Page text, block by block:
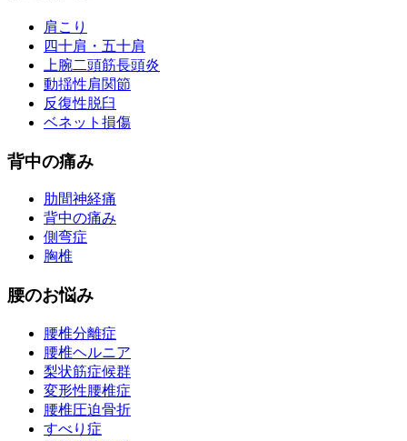
肩こり
四十肩・五十肩
上腕二頭筋長頭炎
動揺性肩関節
反復性脱臼
ベネット損傷
背中の痛み
肋間神経痛
背中の痛み
側弯症
胸椎
腰のお悩み
腰椎分離症
腰椎ヘルニア
梨状筋症候群
変形性腰椎症
腰椎圧迫骨折
すべり症